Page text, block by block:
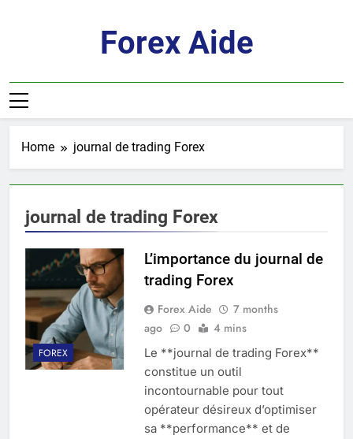
Forex Aide
Home journal de trading Forex
journal de trading Forex
FOREX
L’importance du journal de
trading Forex
Forex Aide
7 months
ago
0 4 mins
Le **journal de trading Forex**
constitue un outil
incontournable pour tout
opérateur désireux d’optimiser
sa **performance** et de